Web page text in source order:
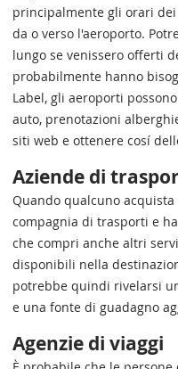
principalmente gli orari
da o verso l'aeroporto.
lungo se venissero offerti
probabilmente hanno
Label, gli aeroporti
auto, prenotazioni
siti web e ottenere cosí
Aziende di
Quando qualcuno
compagnia di trasporti e
che compri anche altri
disponibili nella
potrebbe quindi rivelarsi
e una fonte di guadagno
Agenzie di viaggi